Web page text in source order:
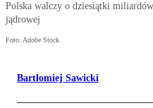
Polska walczy o dziesiątki
jądrowej
Foto: Adobe Stock
Bartłomiej Sawicki